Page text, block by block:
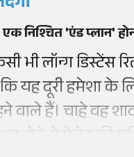
निश्चित 'एंड प्लान'
भी लॉन्ग डिस्टेंस
यह दूरी हमेशा
वाले हैं। चाहे वह
लक्ष्य होने से प्रेजेंट की